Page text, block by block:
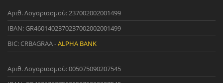
Αριθ. Λογαριασμού: 237002002001499
IBAN: GR4601402370237002002001499
BIC: CRBAGRAA -ALPHA BANK
Αριθ. Λογαριασμού: 005075090207545